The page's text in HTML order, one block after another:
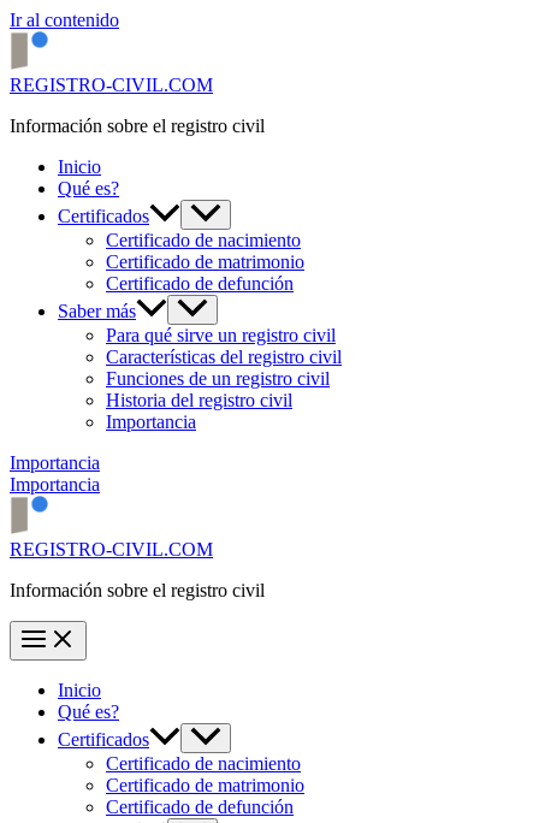
Ir al contenido
REGISTRO-CIVIL.COM
Información sobre el registro civil
Inicio
Qué es?
Certificados
Certificado de nacimiento
Certificado de matrimonio
Certificado de defunción
Saber más
Para qué sirve un registro civil
Características del registro civil
Funciones de un registro civil
Historia del registro civil
Importancia
Importancia
Importancia
REGISTRO-CIVIL.COM
Información sobre el registro civil
Inicio
Qué es?
Certificados
Certificado de nacimiento
Certificado de matrimonio
Certificado de defunción